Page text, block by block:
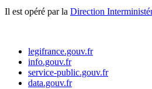
Il est opéré par la Direction
legifrance.gouv.fr
info.gouv.fr
service-public.gouv.fr
data.gouv.fr